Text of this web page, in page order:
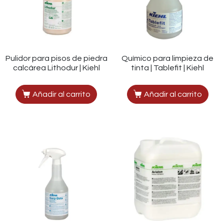
Pulidor para pisos de piedra
calcárea Lithodur | Kiehl
Añadir al carrito
Químico para limpieza de
tinta | Tablefit | Kiehl
Añadir al carrito